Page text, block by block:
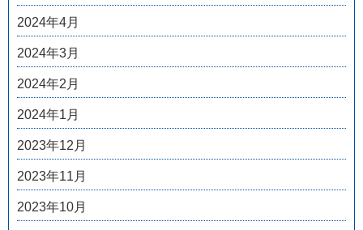
2024年4月
2024年3月
2024年2月
2024年1月
2023年12月
2023年11月
2023年10月